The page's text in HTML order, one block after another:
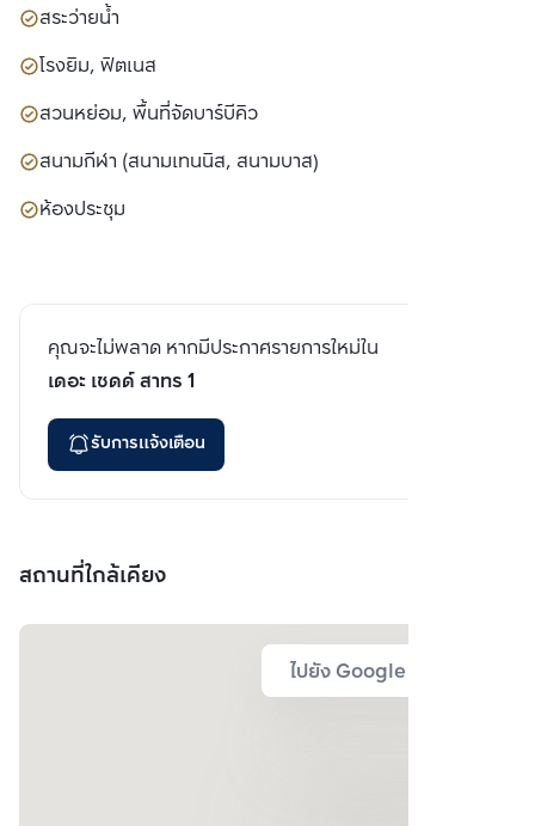
สระว่ายน้ำ
โรงยิม, ฟิตเนส
สวนหย่อม, พื้นที่จัดบาร์บีคิว
สนามกีฬา (สนามเทนนิส, สนามบาส)
ห้องประชุม
คุณจะไม่พลาด หากมีประกาศรายการใหม่ใน
เดอะ เชดด์ สาทร 1
รับการแจ้งเตือน
สถานที่ใกล้เคียง
ไปยัง Google Map